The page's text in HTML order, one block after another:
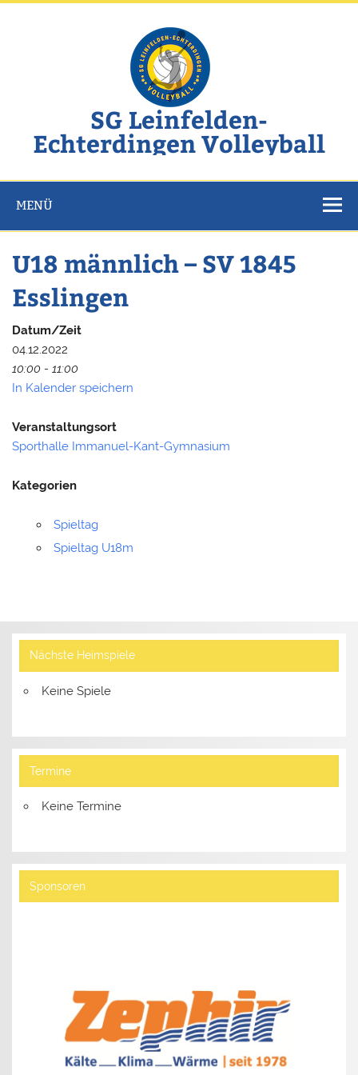
Zum
SG Leinfelden-
Echterdingen Volleyball
MENÜ
U18 männlich – SV 1845
Esslingen
Datum/Zeit
04.12.2022
10:00 - 11:00
In Kalender speichern
Veranstaltungsort
Sporthalle Immanuel-Kant-Gymnasium
Kategorien
Spieltag
Spieltag U18m
Nächste Heimspiele
Keine Spiele
Termine
Keine Termine
Sponsoren